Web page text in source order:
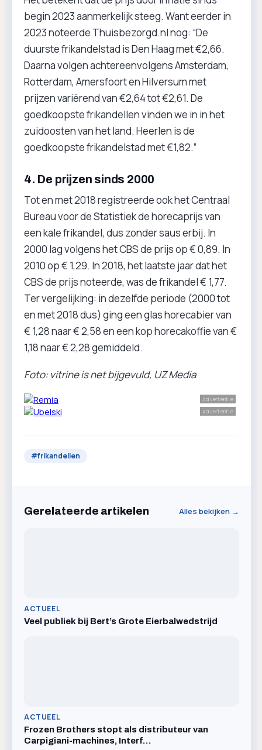
begin 2023 aanmerkelijk steeg. Want eerder in
2023 noteerde Thuisbezorgd.nl nog: “De
duurste frikandelstad is Den Haag met €2,66.
Daarna volgen achtereenvolgens Amsterdam,
Rotterdam, Amersfoort en Hilversum met
prijzen variërend van €2,64 tot €2,61. De
goedkoopste frikandellen vinden we in in het
zuidoosten van het land. Heerlen is de
goedkoopste frikandelstad met €1,82.”
4. De prijzen sinds 2000
Tot en met 2018 registreerde ook het Centraal
Bureau voor de Statistiek de horecaprijs van
een kale frikandel, dus zonder saus erbij. In
2000 lag volgens het CBS de prijs op € 0,89. In
2010 op € 1,29. In 2018, het laatste jaar dat het
CBS de prijs noteerde, was de frikandel € 1,77.
Ter vergelijking: in dezelfde periode (2000 tot
en met 2018 dus) ging een glas horecabier van
€ 1,28 naar € 2,58 en een kop horecakoffie van €
1,18 naar € 2,28 gemiddeld.
Foto: vitrine is net bijgevuld, UZ Media
Advertentie
Advertentie
#frikandellen
Gerelateerde artikelen Alles bekijken →
ACTUEEL
Veel publiek bij Bert’s Grote Eierbalwedstrijd
ACTUEEL
Frozen Brothers stopt als distributeur van
Carpigiani-machines, Interf…